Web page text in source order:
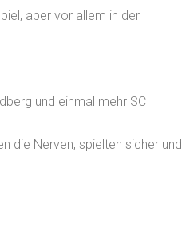
aber vor allem in der
und einmal mehr SC
die Nerven, spielten sicher und